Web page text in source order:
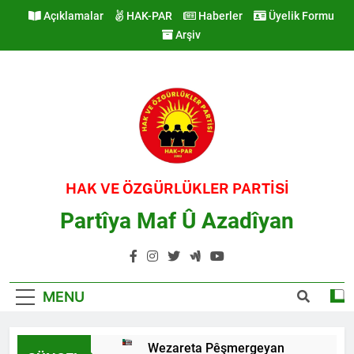
Açıklamalar HAK-PAR Haberler
Üyelik Formu
Arşiv
HAK VE ÖZGÜRLÜKLER PARTİSİ
Partîya Maf Û Azadîyan
MENU
Wezareta Pêşmergeyan